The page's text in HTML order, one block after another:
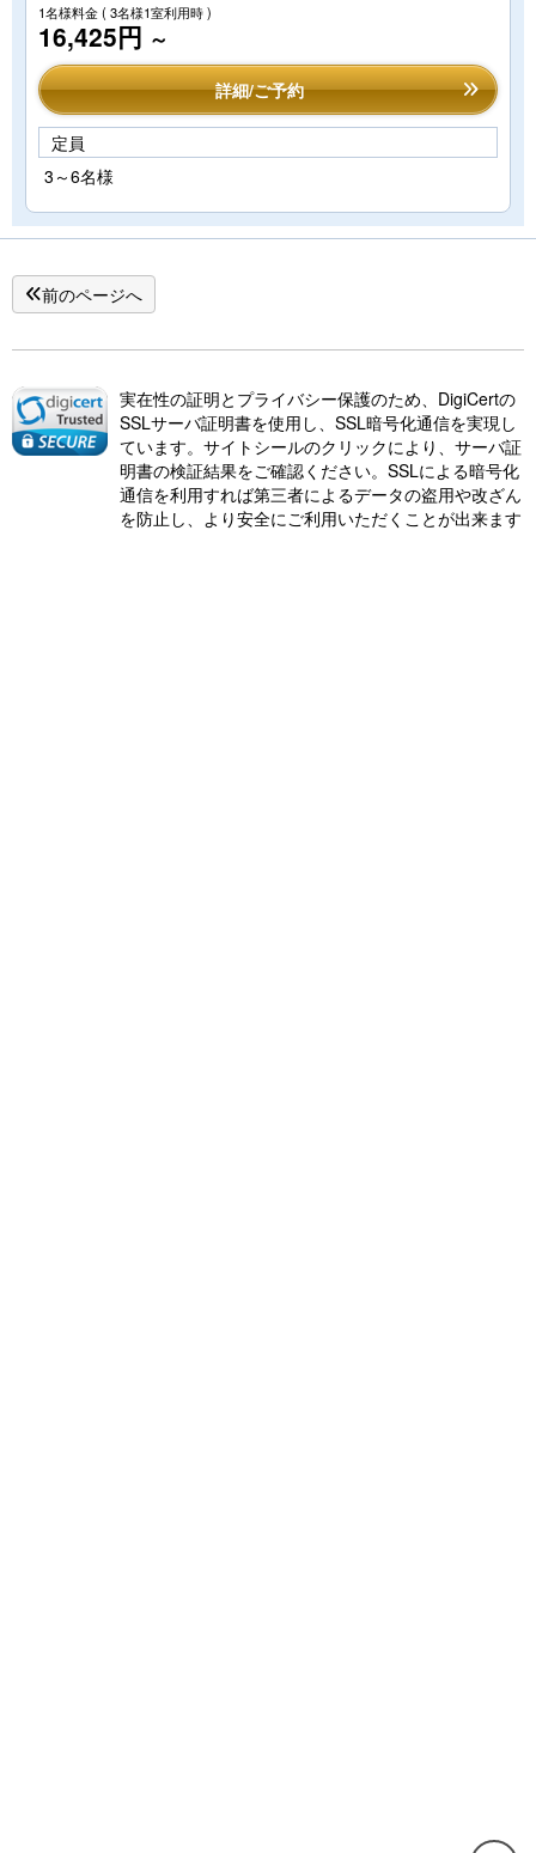
1名様料金( 3名様1室利用時 )
16,425円 ～
詳細/ご予約
定員
3～6名様
前のページへ
実在性の証明とプライバシー保護のため、DigiCertの
SSLサーバ証明書を使用し、SSL暗号化通信を実現し
ています。サイトシールのクリックにより、サーバ証
明書の検証結果をご確認ください。SSLによる暗号化
通信を利用すれば第三者によるデータの盗用や改ざん
を防止し、より安全にご利用いただくことが出来ます